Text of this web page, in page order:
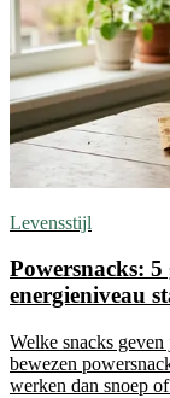
Levensstijl
Powersnacks: 5
energieniveau
Welke snacks
bewezen
werken dan snoep